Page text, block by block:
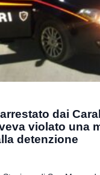
dai
violato una
detenzione